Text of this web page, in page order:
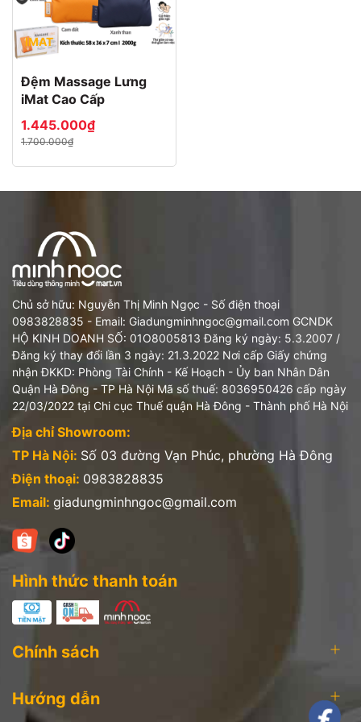
IMAT
Đệm Massage Lưng
iMat Cao Cấp
1.445.000₫
1.700.000₫
Chủ sở hữu: Nguyễn Thị Minh Ngọc - Số điện thoại
0983828835 - Email: Giadungminhngoc@gmail.com GCNDK
HỘ KINH DOANH SỐ: 01O8005813 Đăng ký ngày: 5.3.2007 /
Đăng ký thay đổi lần 3 ngày: 21.3.2022 Nơi cấp Giấy chứng
nhận ĐKKD: Phòng Tài Chính - Kế Hoạch - Ủy ban Nhân Dân
Quận Hà Đông - TP Hà Nội Mã số thuế: 8036950426 cấp ngày
22/03/2022 tại Chi cục Thuế quận Hà Đông - Thành phố Hà Nội
Địa chỉ Showroom:
TP Hà Nội: Số 03 đường Vạn Phúc, phường Hà Đông
Điện thoại: 0983828835
Email: giadungminhngoc@gmail.com
Hình thức thanh toán
Chính sách
Hướng dẫn